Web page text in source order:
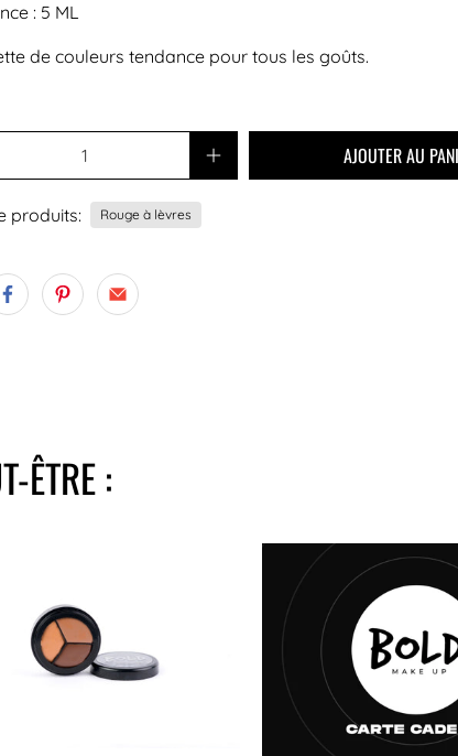
: 5 ML
de couleurs tendance pour tous les goûts.
AJOUTER AU
produits: Rouge à lèvres
ÊTRE :